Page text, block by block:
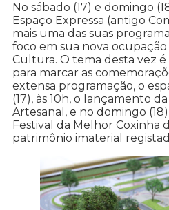
No sábado (17) e domingo
Espaço Expressa (antigo
mais uma das suas
foco em sua nova
Cultura. O tema desta vez é
para marcar as
extensa programação, o
(17), às 10h, o lançamento
Artesanal, e no domingo
Festival da Melhor Coxinha
patrimônio imaterial